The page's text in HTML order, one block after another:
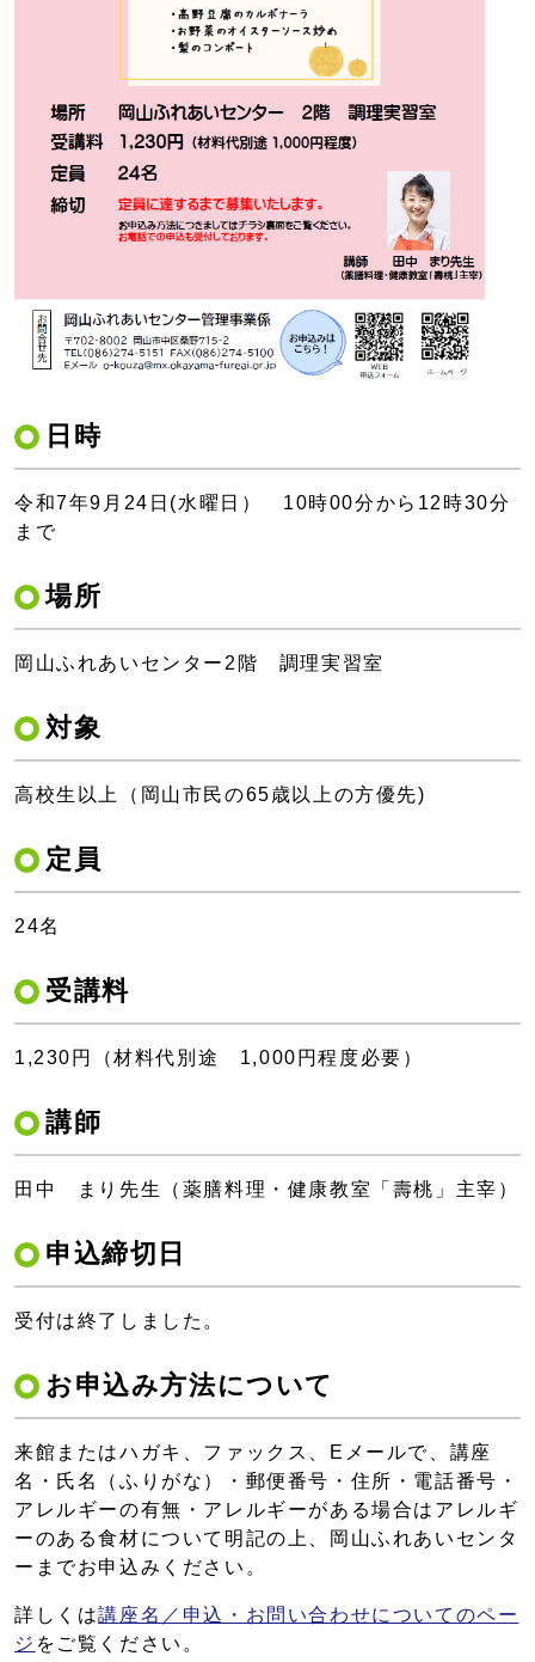
日時
令和7年9月24日(水曜日） 10時00分から12時30分
まで
場所
岡山ふれあいセンター2階 調理実習室
対象
高校生以上（岡山市民の65歳以上の方優先)
定員
24名
受講料
1,230円（材料代別途 1,000円程度必要）
講師
田中 まり先生（薬膳料理・健康教室「壽桃」主宰）
申込締切日
受付は終了しました。
お申込み方法について
来館またはハガキ、ファックス、Eメールで、講座
名・氏名（ふりがな）・郵便番号・住所・電話番号・
アレルギーの有無・アレルギーがある場合はアレルギ
ーのある食材について明記の上、岡山ふれあいセンタ
ーまでお申込みください。
詳しくは講座名／申込・お問い合わせについてのペー
ジ をご覧ください。